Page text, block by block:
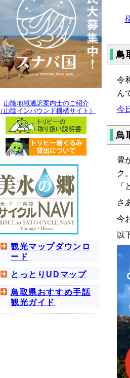
山陰地域通訳案内士のご紹介
（山陰インバウンド機構サイト）
観光マップダウンロ
ード
とっとりUDマップ
鳥取県おすすめ手話
観光ガイド
鳥
令
ん
今
鳥
豊
ク
さ
今
以